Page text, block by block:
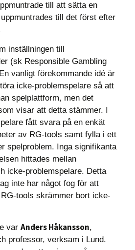
till att sätta en
till det först efter
inställningen till
(sk Responsible Gambling
vanligt förekommande idé är
icke-problemspelare så att
spelplattform, men det
visar att detta stämmer. I
fått svara på en enkät
av RG-tools samt fylla i ett
spelproblem. Inga signifikanta
hittades mellan
icke-problemspelare. Detta
inte har något fog för att
tools skrämmer bort icke-
var Anders Håkansson,
professor, verksam i Lund.